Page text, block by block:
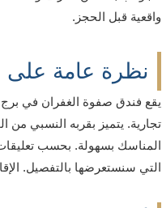
واقعية قبل الحجز.
نظرة عامة على
يقع فندق صفوة الغفران في
تجارية. يتميز بقربه النسبي من
المناسك بسهولة. بحسب
التي سنستعرضها بالتفصيل.